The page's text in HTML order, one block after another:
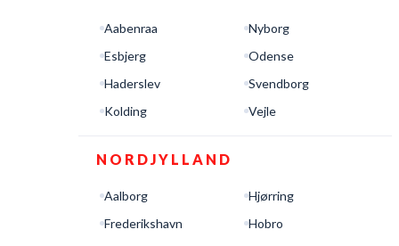
Aabenraa
Esbjerg
Haderslev
Kolding
Nyborg
Odense
Svendborg
Vejle
NORDJYLLAND
Aalborg
Frederikshavn
Hjørring
Hobro